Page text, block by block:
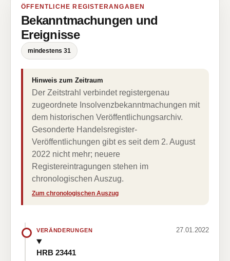
ÖFFENTLICHE REGISTERANGABEN
Bekanntmachungen und
Ereignisse
mindestens 31
Hinweis zum Zeitraum
Der Zeitstrahl verbindet registergenau
zugeordnete Insolvenzbekanntmachungen mit
dem historischen Veröffentlichungsarchiv.
Gesonderte Handelsregister-
Veröffentlichungen gibt es seit dem 2. August
2022 nicht mehr; neuere
Registereintragungen stehen im
chronologischen Auszug.
Zum chronologischen Auszug
VERÄNDERUNGEN 27.01.2022
HRB 23441